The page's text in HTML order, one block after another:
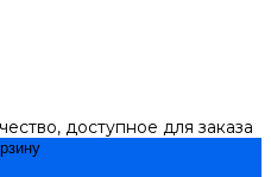
доступное для заказа